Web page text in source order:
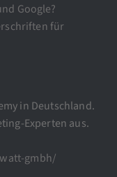
Google?
für
in Deutschland.
Experten aus.
gmbh/